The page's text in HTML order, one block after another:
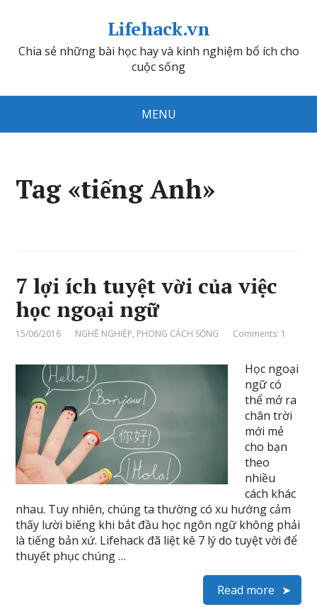
Lifehack.vn
Chia sẻ những bài học hay và kinh nghiệm bổ ích cho
cuộc sống
MENU
Tag «tiếng Anh»
7 lợi ích tuyệt vời của việc
học ngoại ngữ
15/06/2016 NGHỀ NGHIỆP, PHONG CÁCH SỐNG Comments: 1
Học ngoại
ngữ có
thể mở ra
chân trời
mới mẻ
cho bạn
theo
nhiều
cách khác
nhau. Tuy nhiên, chúng ta thường có xu hướng cảm
thấy lười biếng khi bắt đầu học ngôn ngữ không phải
là tiếng bản xứ. Lifehack đã liệt kê 7 lý do tuyệt vời để
thuyết phục chúng …
Read more